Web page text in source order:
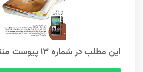
این مطلب در شماره ۱۳ پیوست منتشر شده است.